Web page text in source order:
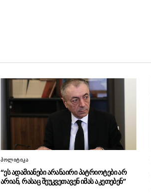
პოლიტიკა
“ეს ადამიანები არანაირი პატრიოტები არ
არიან, რასაც შეუკვეთავენ იმას აკეთებენ”